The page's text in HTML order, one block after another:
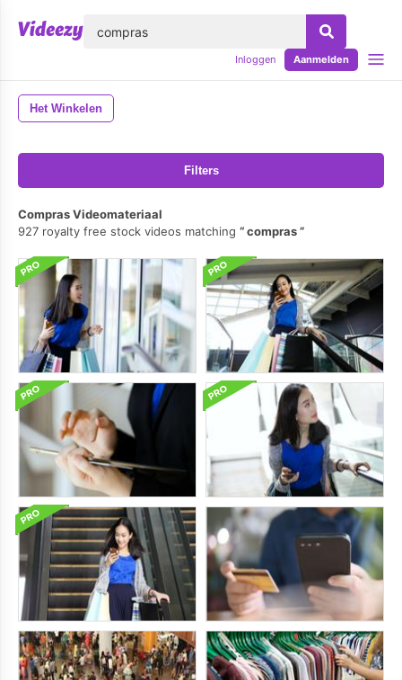
Inloggen Aanmelden
Het Winkelen
Filters
Compras Videomateriaal
927 royalty free stock videos matching
compras